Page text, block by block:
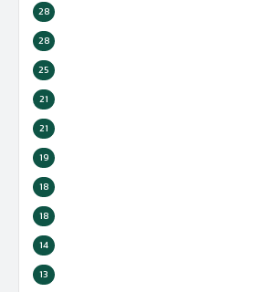
28
28
25
21
21
19
18
18
14
13